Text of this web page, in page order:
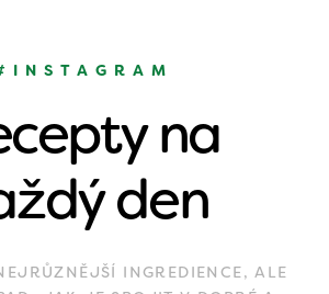
na
den
INGREDIENCE, ALE